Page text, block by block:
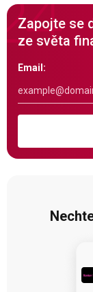
Zapojte se
ze světa
Email: